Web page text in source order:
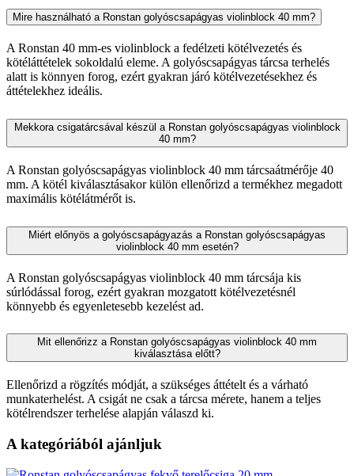
Mire használható a Ronstan golyóscsapágyas violinblock 40 mm?
A Ronstan 40 mm-es violinblock a fedélzeti kötélvezetés és
kötéláttételek sokoldalú eleme. A golyóscsapágyas tárcsa terhelés
alatt is könnyen forog, ezért gyakran járó kötélvezetésekhez és
áttételekhez ideális.
Mekkora csigatárcsával készül a Ronstan golyóscsapágyas violinblock
40 mm?
A Ronstan golyóscsapágyas violinblock 40 mm tárcsaátmérője 40
mm. A kötél kiválasztásakor külön ellenőrizd a termékhez megadott
maximális kötélátmérőt is.
Miért előnyös a golyóscsapágyazás a Ronstan golyóscsapágyas
violinblock 40 mm esetén?
A Ronstan golyóscsapágyas violinblock 40 mm tárcsája kis
súrlódással forog, ezért gyakran mozgatott kötélvezetésnél
könnyebb és egyenletesebb kezelést ad.
Mit ellenőrizz a Ronstan golyóscsapágyas violinblock 40 mm
kiválasztása előtt?
Ellenőrizd a rögzítés módját, a szükséges áttételt és a várható
munkaterhelést. A csigát ne csak a tárcsa mérete, hanem a teljes
kötélrendszer terhelése alapján válaszd ki.
A kategóriából ajánljuk